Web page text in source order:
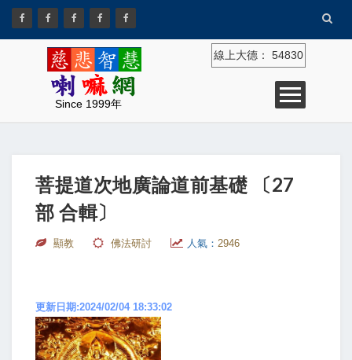
Since 1999年
線上大德： 54830
菩提道次地廣論道前基礎 〔27
部 合輯〕
顯教 佛法研討 人氣： 2946
更新日期:2024/02/04 18:33:02